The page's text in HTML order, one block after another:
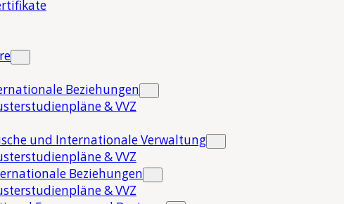
Beziehungen
& VVZ
und Internationale Verwaltung
& VVZ
Beziehungen
& VVZ